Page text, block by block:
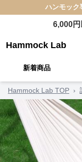
ハンモック
6,000
Hammock Lab
新着商品
Hammock Lab TOP ›